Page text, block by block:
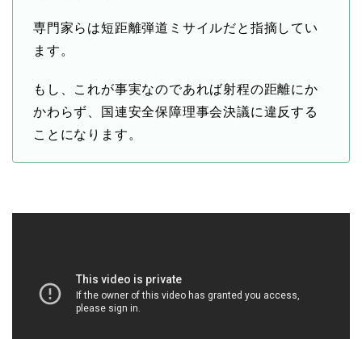
専門家らは短距離弾道ミサイルだと指摘してい
ます。
もし、これが事実なのであれば射程の距離にか
かわらず、国連安全保障理事会決議に違反する
ことになります。